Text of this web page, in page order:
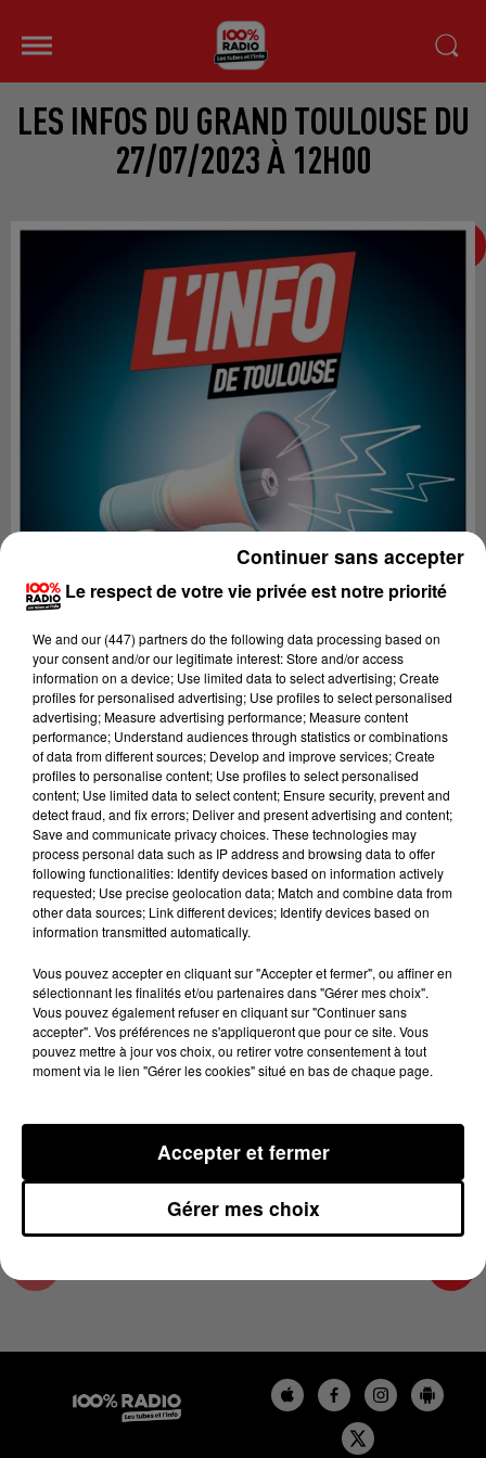
LES INFOS DU GRAND TOULOUSE DU
27/07/2023 À 12H00
Lecture (3 min 16 sec)
100%
100% Radio les infos du grand Toulouse
27 juillet 2023 - 3 min 16 sec
LES INFOS DU GRAND TOULOUSE DU
27/07/2023 À 12H00
Podcasts infos du grand Toulouse
Le respect de votre vie privée est notre priorité
We and our (447) partnersdo the following data processing based on
your consent and/or our legitimate interest: Store and/or access
information on a device; Use limited data to select advertising; Create
profiles for personalised advertising; Use profiles to select personalised
advertising; Measure advertising performance; Measure content
performance; Understand audiences through statistics or combinations
of data from different sources; Develop and improve services; Create
profiles to personalise content; Use profiles to select personalised
content; Use limited data to select content; Ensure security, prevent and
detect fraud, and fix errors; Deliver and present advertising and content;
Save and communicate privacy choices. These technologies may
process personal data such as IP address and browsing data to offer
following functionalities: Identify devices based on information actively
requested; Use precise geolocation data; Match and combine data from
other data sources; Link different devices; Identify devices based on
information transmitted automatically.
Vous pouvez accepter en cliquant sur "Accepter et fermer", ou affiner en
sélectionnant les finalités et/ou partenaires dans "Gérer mes choix".
Vous pouvez également refuser en cliquant sur "Continuer sans
accepter". Vos préférences ne s'appliqueront que pour ce site. Vous
pouvez mettre à jour vos choix, ou retirer votre consentement à tout
moment via le lien "Gérer les cookies" situé en bas de chaque page.
Gérer mes choix
Accepter et fermer
Continuer sans accepter